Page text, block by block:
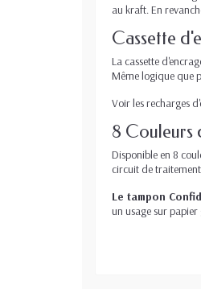
au kraft. En
Cassette
La cassette
Même logique que
Voir les recharges
8 Couleurs
Disponible en 8
circuit de
Le tampon
un usage sur